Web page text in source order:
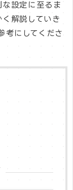
設定に至るま
解説していき
考にしてくださ